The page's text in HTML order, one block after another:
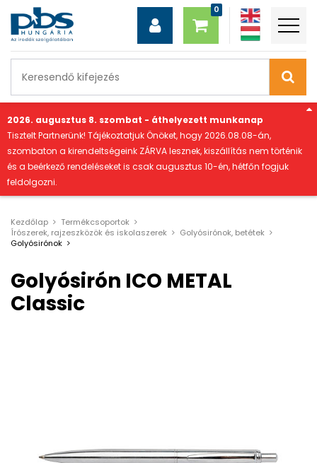
2026. augusztus 8. szombat - áthelyezett munkanap
Tisztelt Partnerünk! Tájékoztatjuk Önöket, hogy 2026.08.08-án,
szombaton a kirendeltségeink ZÁRVA lesznek, kiszállítás nem történik
és a beérkező rendeléseket is csak augusztus 10-én, hétfőn fogjuk
feldolgozni.
Kezdőlap
Termékcsoportok
Írószerek, rajzeszközök és iskolaszerek
Golyósirónok, betétek
Golyósirónok
Golyósirón ICO METAL
Classic